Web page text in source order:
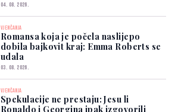
04. 08. 2026.
VJENČANJA
Romansa koja je počela naslijepo
dobila bajkovit kraj: Emma Roberts se
udala
03. 08. 2026.
VJENČANJA
Spekulacije ne prestaju: Jesu li
Ronaldo i Georgina ipak izgovorili